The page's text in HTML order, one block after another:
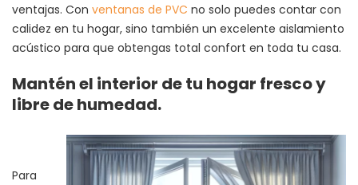
ventajas. Con ventanas de PVC no solo puedes contar con
calidez en tu hogar, sino también un excelente aislamiento
acústico para que obtengas total confort en toda tu casa.
Mantén el interior de tu hogar fresco y
libre de humedad.
Para